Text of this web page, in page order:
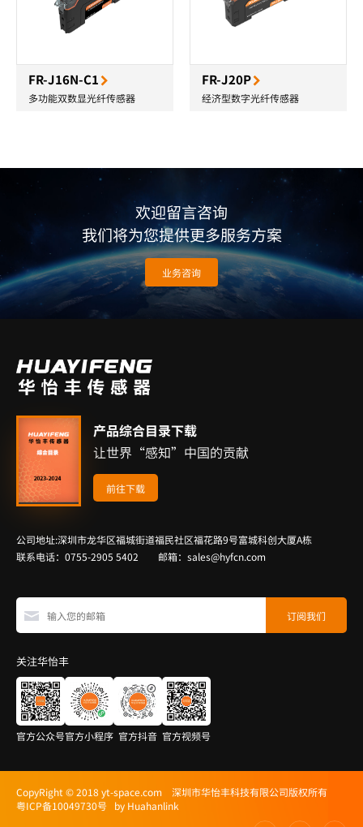
FR-J16N-C1
多功能双数显光纤传感器
FR-J20P
经济型数字光纤传感器
欢迎留言咨询
我们将为您提供更多服务方案
业务咨询
产品综合目录下载
让世界“感知”中国的贡献
前往下载
公司地址:深圳市龙华区福城街道福民社区福花路9号富城科创大厦A栋
联系电话：0755-2905 5402 邮箱：sales@hyfcn.com
关注华怡丰
官方公众号官方小程序 官方抖音 官方视频号
CopyRight © 2018 yt-space.com 深圳市华怡丰科技有限公司版权所有
粤ICP备10049730号 by Huahanlink